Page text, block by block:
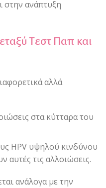
στην ανάπτυξη
Τεστ Παπ και
αλλά
στα κύτταρα του
HPV υψηλού κινδύνου
αυτές τις αλλοιώσεις.
ανάλογα με την